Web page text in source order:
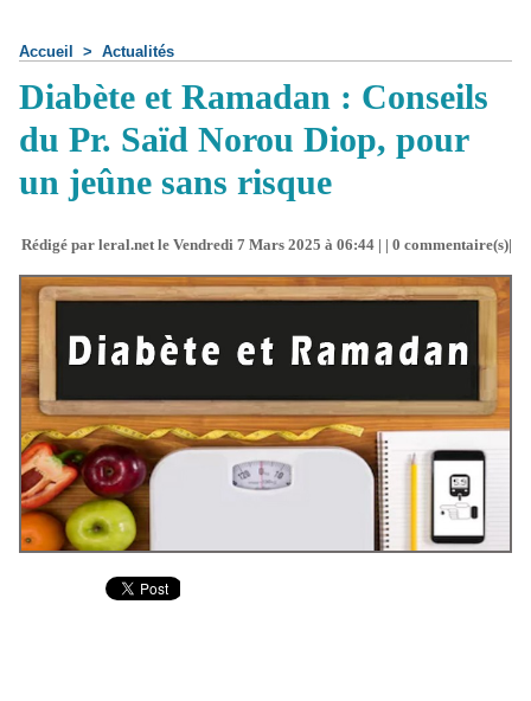
Accueil > Actualités
Diabète et Ramadan : Conseils
du Pr. Saïd Norou Diop, pour
un jeûne sans risque
Rédigé par leral.net le Vendredi 7 Mars 2025 à 06:44 | | 0 commentaire(s)|